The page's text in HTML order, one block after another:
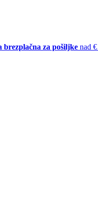
brezplačna za pošiljke nad